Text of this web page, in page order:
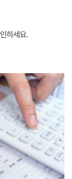
하세요.